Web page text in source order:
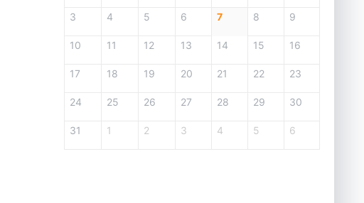
3 4 5 6 7 8 9
10 11 12 13 14 15 16
17 18 19 20 21 22 23
24 25 26 27 28 29 30
31 1 2 3 4 5 6